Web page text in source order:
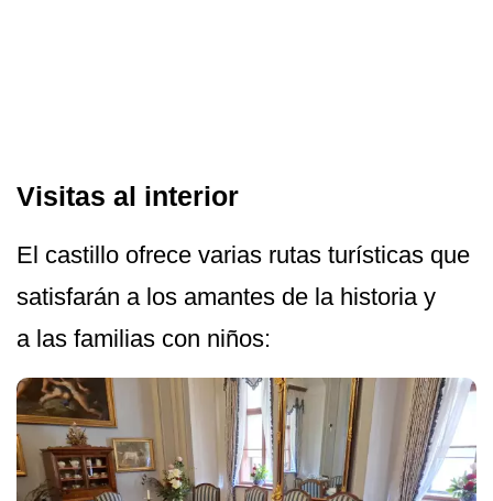
Visitas al interior
El castillo ofrece varias rutas turísticas que
satisfarán a los amantes de la historia y
a las familias con niños: